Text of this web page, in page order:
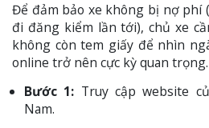
Để đảm bảo xe không bị nợ phí
đi đăng kiểm lần tới), chủ xe
không còn tem giấy để nhìn
online trở nên cực kỳ quan trọng.
Bước 1: Truy cập website
Nam.